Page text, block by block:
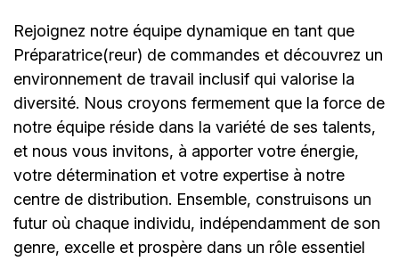
Rejoignez notre équipe dynamique en tant que
Préparatrice(reur) de commandes et découvrez un
environnement de travail inclusif qui valorise la
diversité. Nous croyons fermement que la force de
notre équipe réside dans la variété de ses talents,
et nous vous invitons, à apporter votre énergie,
votre détermination et votre expertise à notre
centre de distribution. Ensemble, construisons un
futur où chaque individu, indépendamment de son
genre, excelle et prospère dans un rôle essentiel